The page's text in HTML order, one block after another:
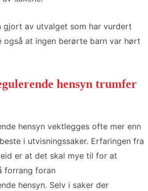
gjort av utvalget som har vurdert
også at ingen berørte barn var hørt
hensyn trumfer
hensyn vektlegges ofte mer enn
i utvisningssaker. Erfaringen fra
er at det skal mye til for at
forrang foran
hensyn. Selv i saker der